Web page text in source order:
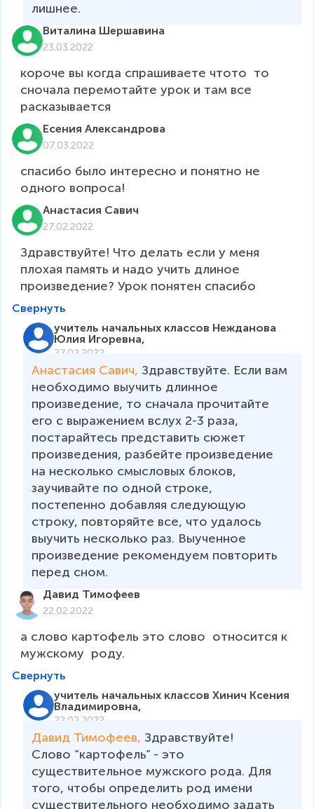
Виталина Шершавина
23.03.2022
короче вы когда спрашиваете чтото  то
сночала перемотайте урок и там все
расказывается
Есения Александрова
07.03.2022
спасибо было интересно и понятно не
одного вопроса!
Анастасия Савич
27.02.2022
Здравствуйте! Что делать если у меня
плохая память и надо учить длиное
произведение? Урок понятен спасибо
Свернуть
учитель начальных классов Нежданова
Юлия Игоревна,
27.02.2022
Анастасия Савич, Здравствуйте. Если вам
необходимо выучить длинное
произведение, то сначала прочитайте
его с выражением вслух 2-3 раза,
постарайтесь представить сюжет
произведения, разбейте произведение
на несколько смысловых блоков,
заучивайте по одной строке,
постепенно добавляя следующую
строку, повторяйте все, что удалось
выучить несколько раз. Выученное
произведение рекомендуем повторить
перед сном.
Давид Тимофеев
22.02.2022
а слово картофель это слово  относится к
мужскому  роду.
Свернуть
учитель начальных классов Хинич Ксения
Владимировна,
22.02.2022
Давид Тимофеев, Здравствуйте!
Слово “картофель” - это
существительное мужского рода. Для
того, чтобы определить род имени
существительного необходимо задать